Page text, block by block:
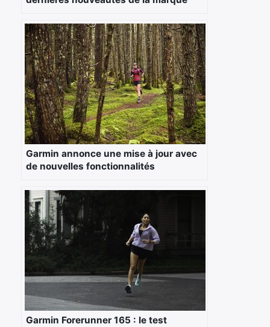
Garmin annonce une mise à jour avec
de nouvelles fonctionnalités
Garmin Forerunner 165 : le test
Rechercher
: